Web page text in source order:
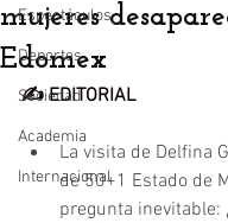
Espectáculos
Deportes
Sociedad
Academia
Internacional
mujeres
Edomex
✍️ EDITORIAL
La visita de Delfina
de 50+1 Estado de
pregunta inevitable: